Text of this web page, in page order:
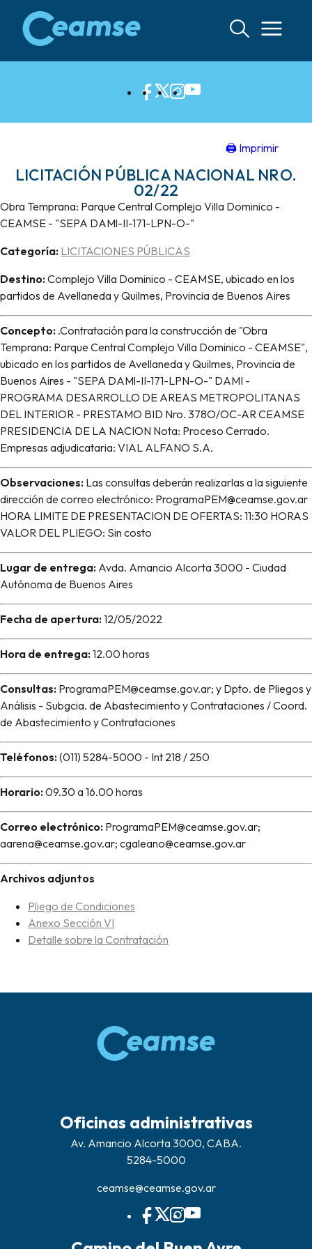
contenido
🖨 Imprimir
LICITACIÓN PÚBLICA NACIONAL NRO.
02/22
Obra Temprana: Parque Central Complejo Villa Dominico -
CEAMSE - "SEPA DAMl-II-171-LPN-O-"
Categoría: LICITACIONES PÚBLICAS
Destino:Complejo Villa Dominico - CEAMSE, ubicado en los
partidos de Avellaneda y Quilmes, Provincia de Buenos Aires
Concepto: .Contratación para la construcción de "Obra
Temprana: Parque Central Complejo Villa Dominico - CEAMSE",
ubicado en los partidos de Avellaneda y Quilmes, Provincia de
Buenos Aires - "SEPA DAMl-II-171-LPN-O-" DAMI -
PROGRAMA DESARROLLO DE AREAS METROPOLITANAS
DEL INTERIOR - PRESTAMO BID Nro. 378O/OC-AR CEAMSE
PRESIDENCIA DE LA NACION Nota: Proceso Cerrado.
Empresas adjudicataria: VIAL ALFANO S.A.
Observaciones: Las consultas deberán realizarlas a la siguiente
dirección de correo electrónico: ProgramaPEM@ceamse.gov.ar
HORA LIMITE DE PRESENTACION DE OFERTAS: 11:30 HORAS
VALOR DEL PLIEGO: Sin costo
Lugar de entrega: Avda. Amancio Alcorta 3000 - Ciudad
Autónoma de Buenos Aires
Fecha de apertura:12/05/2022
Hora de entrega:12.00 horas
Consultas: ProgramaPEM@ceamse.gov.ar; y Dpto. de Pliegos y
Análisis - Subgcia. de Abastecimiento y Contrataciones / Coord.
de Abastecimiento y Contrataciones
Teléfonos:(011) 5284-5000 - Int 218 / 250
Horario:09.30 a 16.00 horas
Correo electrónico: ProgramaPEM@ceamse.gov.ar;
aarena@ceamse.gov.ar; cgaleano@ceamse.gov.ar
Archivos adjuntos
Pliego de Condiciones
Anexo Sección VI
Detalle sobre la Contratación
Oficinas administrativas
Av. Amancio Alcorta 3000, CABA.
5284-5000
ceamse@ceamse.gov.ar